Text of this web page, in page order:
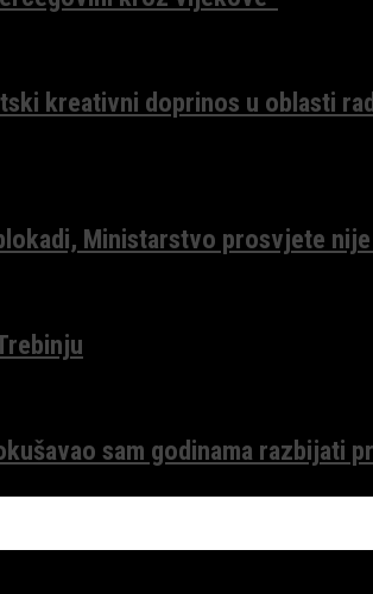
kreativni doprinos u oblasti
Ministarstvo prosvjete nije
sam godinama razbijati